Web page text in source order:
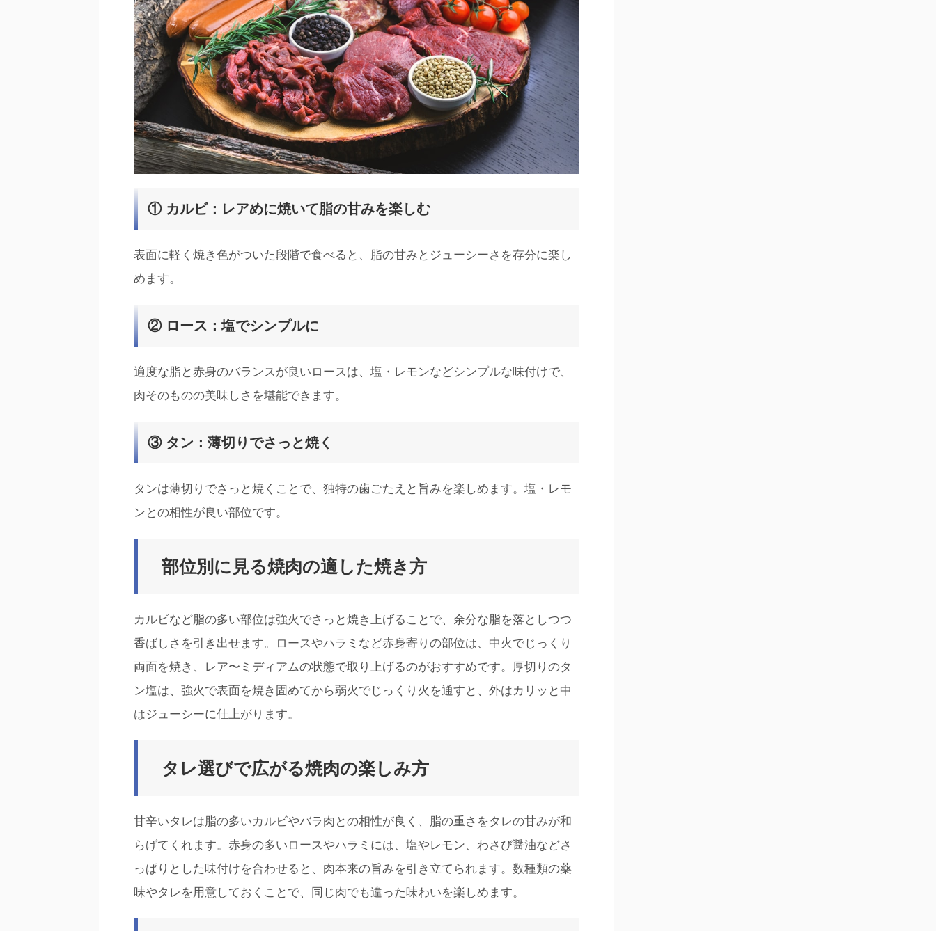
① カルビ：レアめに焼いて脂の甘みを楽しむ
表面に軽く焼き色がついた段階で食べると、脂の甘みとジューシーさを存分に楽し
めます。
② ロース：塩でシンプルに
適度な脂と赤身のバランスが良いロースは、塩・レモンなどシンプルな味付けで、
肉そのものの美味しさを堪能できます。
③ タン：薄切りでさっと焼く
タンは薄切りでさっと焼くことで、独特の歯ごたえと旨みを楽しめます。塩・レモ
ンとの相性が良い部位です。
部位別に見る焼肉の適した焼き方
カルビなど脂の多い部位は強火でさっと焼き上げることで、余分な脂を落としつつ
香ばしさを引き出せます。ロースやハラミなど赤身寄りの部位は、中火でじっくり
両面を焼き、レア〜ミディアムの状態で取り上げるのがおすすめです。厚切りのタ
ン塩は、強火で表面を焼き固めてから弱火でじっくり火を通すと、外はカリッと中
はジューシーに仕上がります。
タレ選びで広がる焼肉の楽しみ方
甘辛いタレは脂の多いカルビやバラ肉との相性が良く、脂の重さをタレの甘みが和
らげてくれます。赤身の多いロースやハラミには、塩やレモン、わさび醤油などさ
っぱりとした味付けを合わせると、肉本来の旨みを引き立てられます。数種類の薬
味やタレを用意しておくことで、同じ肉でも違った味わいを楽しめます。